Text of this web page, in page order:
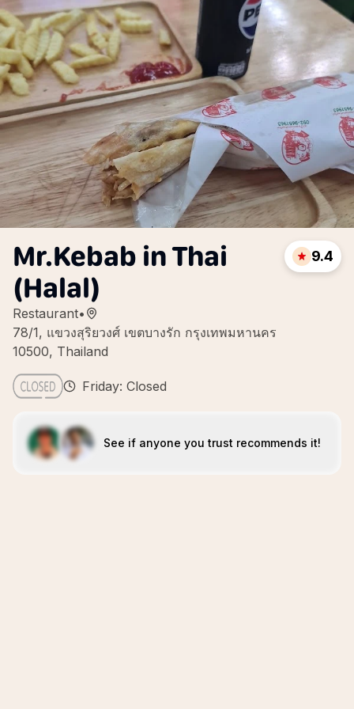
Mr.Kebab in Thai
(Halal)
Restaurant•
78/1, แขวงสุริยวงศ์ เขตบางรัก กรุงเทพมหานคร
10500, Thailand
9.4
Friday: Closed
See if anyone you trust recommends it!